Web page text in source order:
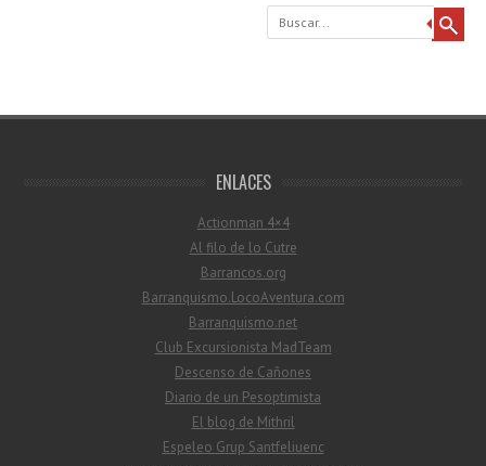
Buscar
ENLACES
Actionman 4×4
Al filo de lo Cutre
Barrancos.org
Barranquismo.LocoAventura.com
Barranquismo.net
Club Excursionista MadTeam
Descenso de Cañones
Diario de un Pesoptimista
El blog de Mithril
Espeleo Grup Santfeliuenc